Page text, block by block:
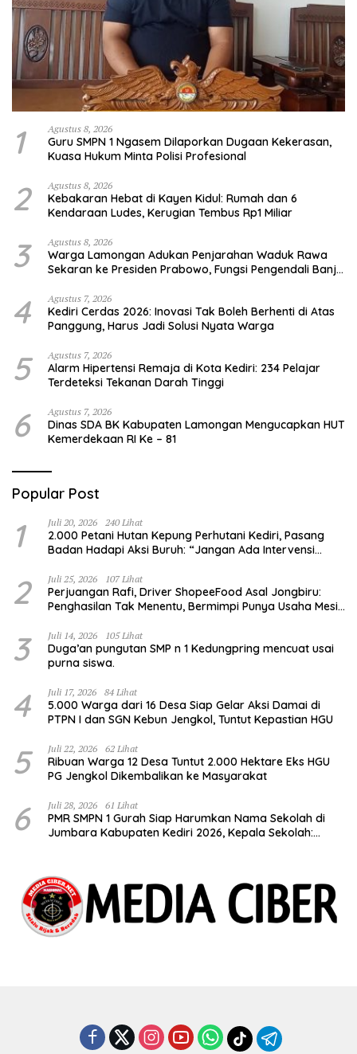
1 Agustus 8, 2026
Guru SMPN 1 Ngasem Dilaporkan Dugaan Kekerasan,
Kuasa Hukum Minta Polisi Profesional
2 Agustus 8, 2026
Kebakaran Hebat di Kayen Kidul: Rumah dan 6
Kendaraan Ludes, Kerugian Tembus Rp1 Miliar
3 Agustus 8, 2026
Warga Lamongan Adukan Penjarahan Waduk Rawa
Sekaran ke Presiden Prabowo, Fungsi Pengendali Banjir
4 Agustus 7, 2026
Kediri Cerdas 2026: Inovasi Tak Boleh Berhenti di Atas
Panggung, Harus Jadi Solusi Nyata Warga
5 Agustus 7, 2026
Alarm Hipertensi Remaja di Kota Kediri: 234 Pelajar
Terdeteksi Tekanan Darah Tinggi
6 Agustus 7, 2026
Dinas SDA BK Kabupaten Lamongan Mengucapkan HUT
Kemerdekaan RI Ke – 81
Popular Post
1 Juli 20, 2026 240 Lihat
2.000 Petani Hutan Kepung Perhutani Kediri, Pasang
Badan Hadapi Aksi Buruh: “Jangan Ada Intervensi
2 Juli 25, 2026 107 Lihat
Perjuangan Rafi, Driver ShopeeFood Asal Jongbiru:
Penghasilan Tak Menentu, Bermimpi Punya Usaha Mesin
3 Juli 14, 2026 105 Lihat
Duga’an pungutan SMP n 1 Kedungpring mencuat usai
purna siswa.
4 Juli 17, 2026 84 Lihat
5.000 Warga dari 16 Desa Siap Gelar Aksi Damai di
PTPN I dan SGN Kebun Jengkol, Tuntut Kepastian HGU
5 Juli 22, 2026 62 Lihat
Ribuan Warga 12 Desa Tuntut 2.000 Hektare Eks HGU
PG Jengkol Dikembalikan ke Masyarakat
6 Juli 28, 2026 61 Lihat
PMR SMPN 1 Gurah Siap Harumkan Nama Sekolah di
Jumbara Kabupaten Kediri 2026, Kepala Sekolah: